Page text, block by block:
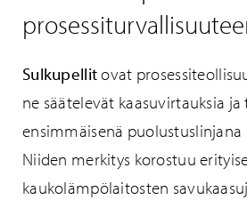
Sulkupellitovat
ne säätelevät kaasuvirtauksia
ensimmäisenä puolustuslinjana
Niiden merkitys korostuu
kaukolämpölaitosten